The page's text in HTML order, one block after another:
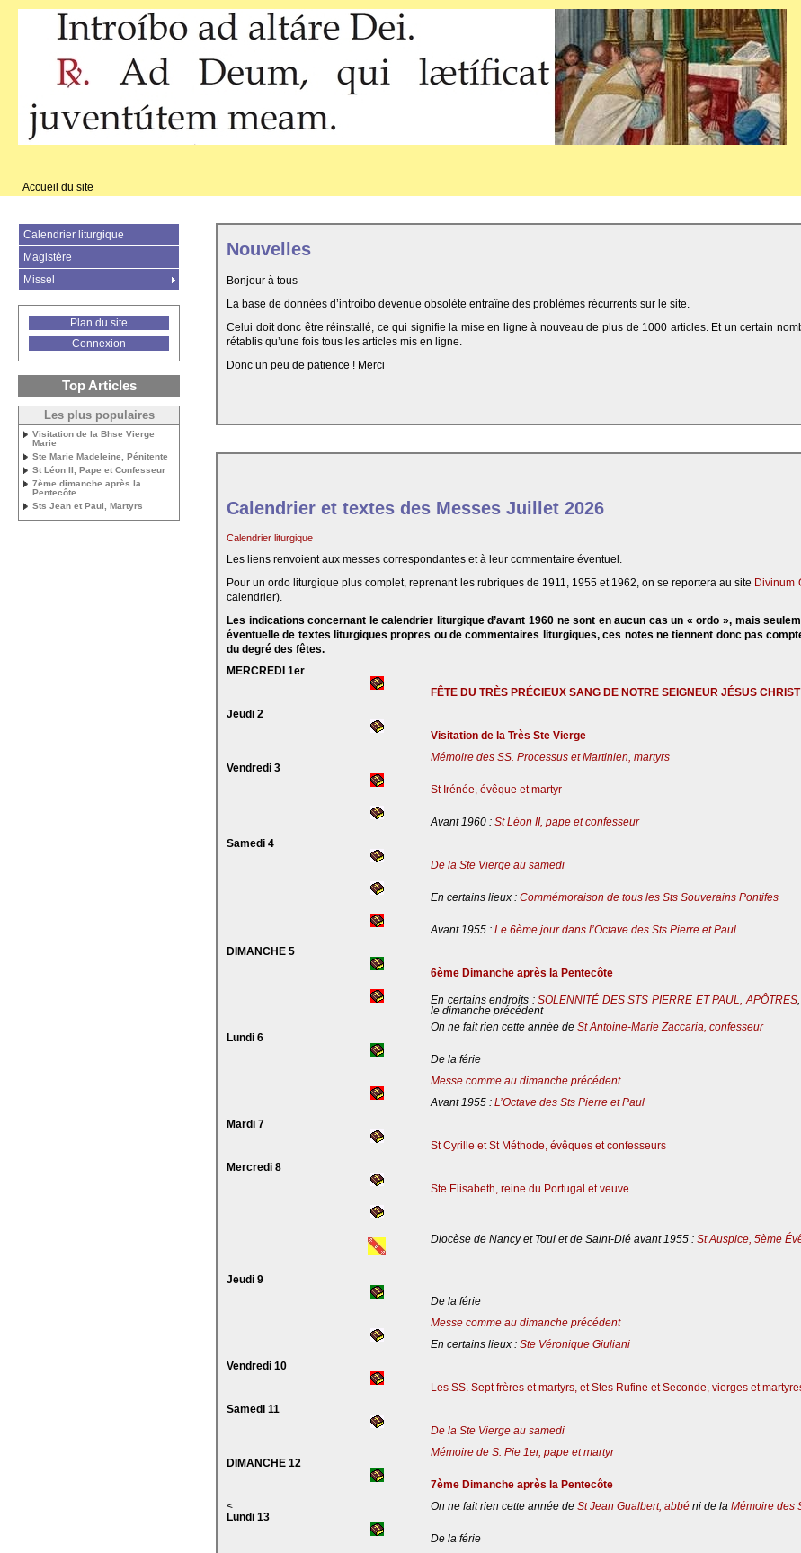
Accueil du site
Nouvelles
Bonjour à tous
La base de données d’introibo devenue obsolète entraîne des problèmes récurrents sur le site.
Celui doit donc être réinstallé, ce qui signifie la mise en ligne à nouveau de plus de 1000 articles. Et un certain
rétablis qu’une fois tous les articles mis en ligne.
Donc un peu de patience ! Merci
Calendrier et textes des Messes Juillet 2026
Calendrier liturgique
Les liens renvoient aux messes correspondantes et à leur commentaire éventuel.
Pour un ordo liturgique plus complet, reprenant les rubriques de 1911, 1955 et 1962, on se reportera au site Divinum
calendrier).
Les indications concernant le calendrier liturgique d’avant 1960 ne sont en aucun cas un « ordo », mais
éventuelle de textes liturgiques propres ou de commentaires liturgiques, ces notes ne tiennent donc pas
du degré des fêtes.
MERCREDI 1er
FÊTE DU TRÈS PRÉCIEUX SANG DE NOTRE SEIGNEUR JÉSUS CHRIST
Jeudi 2
Visitation de la Très Ste Vierge
Mémoire des SS. Processus et Martinien, martyrs
Vendredi 3
St Irénée, évêque et martyr
Avant 1960 : St Léon II, pape et confesseur
Samedi 4
De la Ste Vierge au samedi
En certains lieux : Commémoraison de tous les Sts Souverains Pontifes
Avant 1955 : Le 6ème jour dans l’Octave des Sts Pierre et Paul
DIMANCHE 5
6ème Dimanche après la Pentecôte
En certains endroits :SOLENNITÉ DES STS PIERRE ET PAUL, APÔTRES
le dimanche précédent
On ne fait rien cette année de St Antoine-Marie Zaccaria, confesseur
Lundi 6
De la férie
Messe comme au dimanche précédent
Avant 1955 : L’Octave des Sts Pierre et Paul
Mardi 7
St Cyrille et St Méthode, évêques et confesseurs
Mercredi 8
Ste Elisabeth, reine du Portugal et veuve
Diocèse de Nancy et Toul et de Saint-Dié avant 1955 : St Auspice, 5ème
Jeudi 9
De la férie
Messe comme au dimanche précédent
En certains lieux : Ste Véronique Giuliani
Vendredi 10
Les SS. Sept frères et martyrs, et Stes Rufine et Seconde, vierges et
Samedi 11
De la Ste Vierge au samedi
Mémoire de S. Pie 1er, pape et martyr
DIMANCHE 12
7ème Dimanche après la Pentecôte
<
On ne fait rien cette année de St Jean Gualbert, abbé ni de la Mémoire des
Lundi 13
De la férie
Calendrier liturgique
Magistère
Missel
Plan du site
Connexion
Top Articles
Les plus populaires
Visitation de la Bhse Vierge
Marie
Ste Marie Madeleine, Pénitente
St Léon II, Pape et Confesseur
7ème dimanche après la
Pentecôte
Sts Jean et Paul, Martyrs